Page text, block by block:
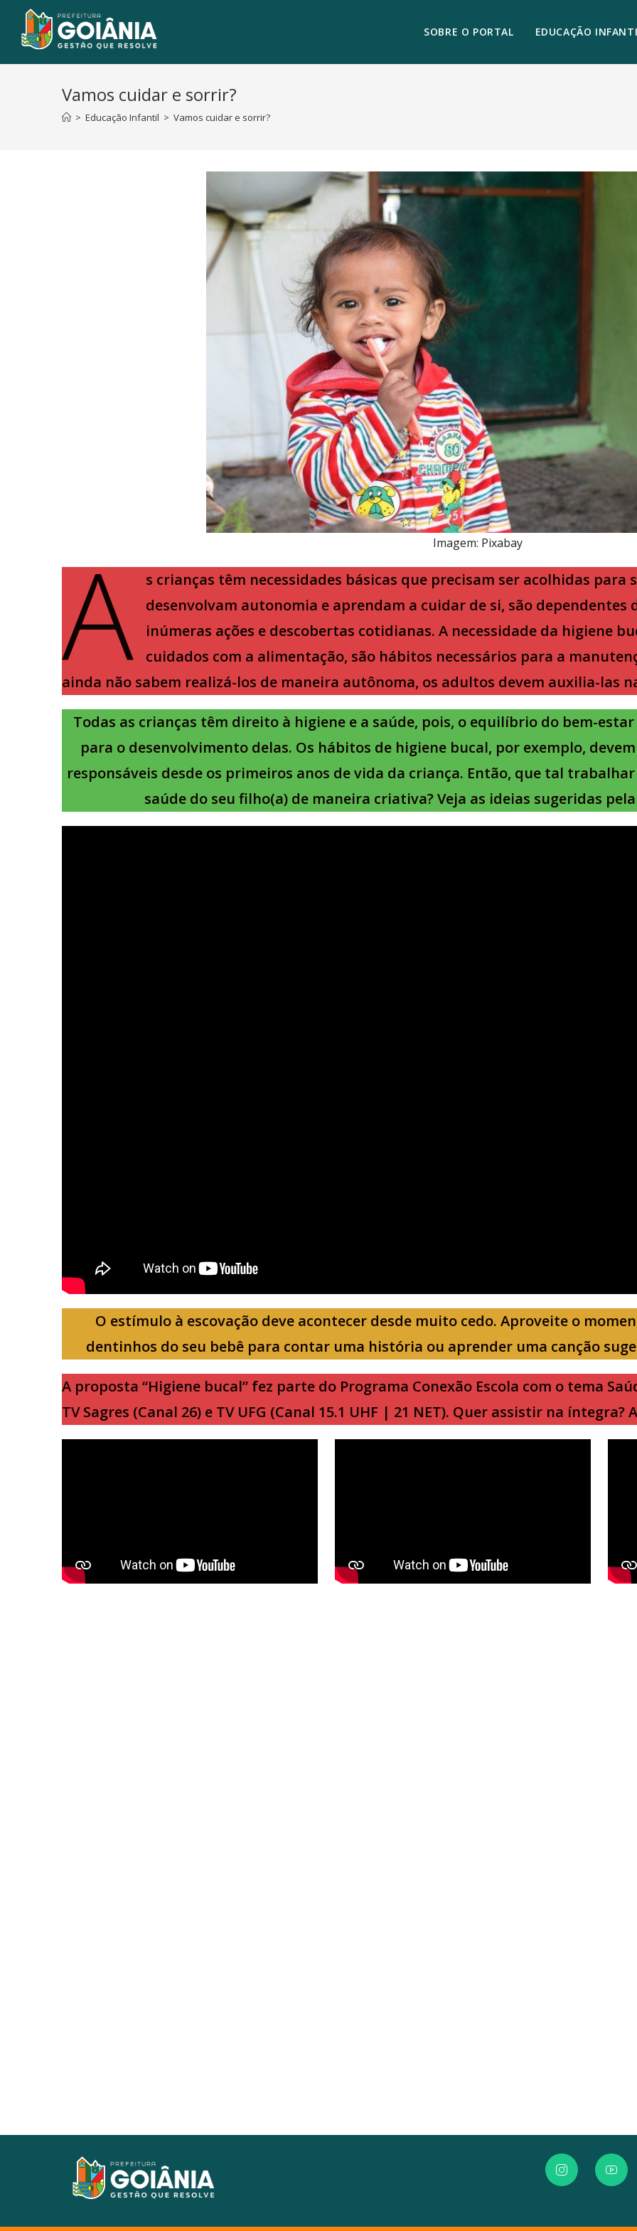
SOBRE O PORTAL EDUCAÇÃO
Vamos cuidar e sorrir?
> Educação Infantil > Vamos cuidar e sorrir?
Imagem: Pixabay
A
s crianças têm necessidades básicas que precisam ser acolhidas para
desenvolvam autonomia e aprendam a cuidar de si, são dependentes
inúmeras ações e descobertas cotidianas. A necessidade da higiene
cuidados com a alimentação, são hábitos necessários para a
ainda não sabem realizá-los de maneira autônoma, os adultos devem auxilia-las
Todas as crianças têm direito à higiene e a saúde, pois, o equilíbrio do bem-
para o desenvolvimento delas. Os hábitos de higiene bucal, por exemplo,
responsáveis desde os primeiros anos de vida da criança. Então, que tal
saúde do seu filho(a) de maneira criativa? Veja as ideias sugeridas
O estímulo à escovação deve acontecer desde muito cedo. Aproveite o
dentinhos do seu bebê para contar uma história ou aprender uma canção
A proposta “Higiene bucal” fez parte do Programa Conexão Escola com o tema
TV Sagres (Canal 26) e TV UFG (Canal 15.1 UHF | 21 NET). Quer assistir na íntegra?